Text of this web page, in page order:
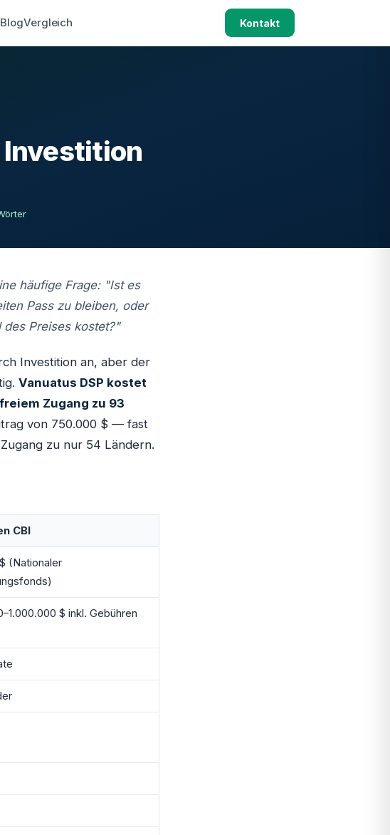
BlogVergleich Kontakt
häufige Frage: "Ist es
Pass zu bleiben, oder
Preises kostet?"
Investition an, aber der
Vanuatus DSP kostet
Zugang zu 93
von 750.000 $ — fast
zu nur 54 Ländern.
CBI
(Nationaler
$ inkl. Gebühren